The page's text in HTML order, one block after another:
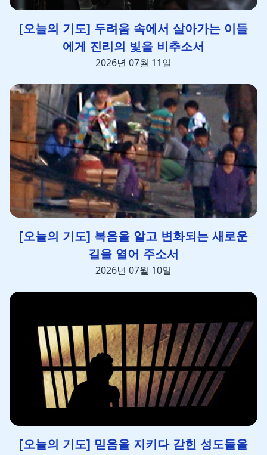
[오늘의 기도] 두려움 속에서 살아가는 이들
에게 진리의 빛을 비추소서
2026년 07월 11일
[오늘의 기도] 복음을 알고 변화되는 새로운
길을 열어 주소서
2026년 07월 10일
[오늘의 기도] 믿음을 지키다 갇힌 성도들을